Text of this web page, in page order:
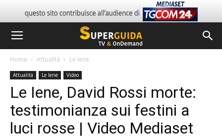
Home Attualità Le Iene
Attualità Le Iene Video
Le Iene, David Rossi morte:
testimonianza sui festini a
luci rosse | Video Mediaset